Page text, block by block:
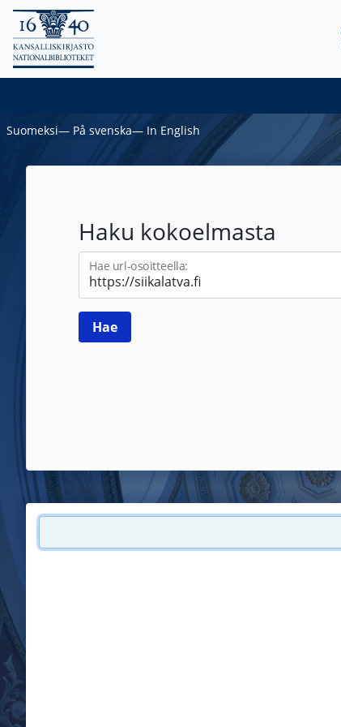
Suomeksi― På svenska― In English
Haku kokoelmasta
Hae url-osoitteella: